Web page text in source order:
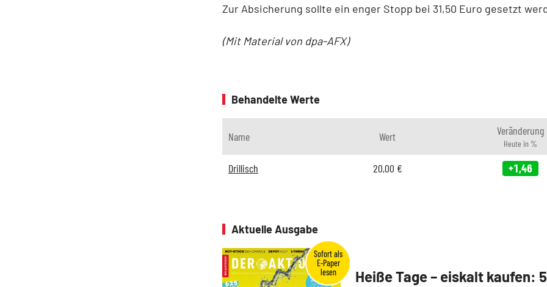
Zur Absicherung sollte ein enger Stopp bei 31,50 Euro gesetzt
(Mit Material von dpa-AFX)
Behandelte Werte
Name Wert Veränderung
Heute in %
Drillisch 20,00 € +1,46
Aktuelle Ausgabe
Heiße Tage – eiskalt kaufen: